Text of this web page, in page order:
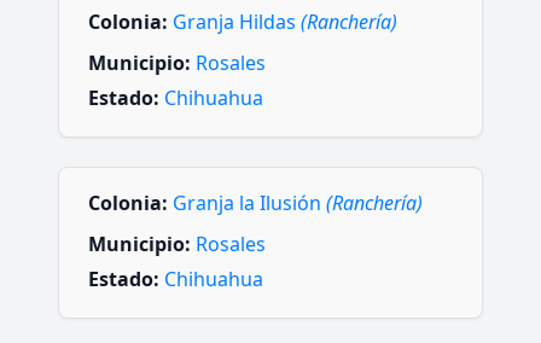
Colonia: Granja Hildas (Ranchería)
Municipio: Rosales
Estado: Chihuahua
Colonia: Granja la Ilusión (Ranchería)
Municipio: Rosales
Estado: Chihuahua